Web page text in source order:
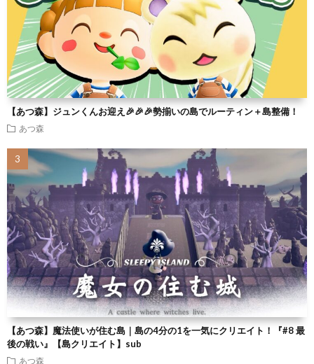
【あつ森】ジュンくんお迎え🎉🎉🎉勢揃いの島でルーティン＋島整備！
あつ森
【あつ森】魔法使いが住む島｜島の4分の1を一気にクリエイト！『#8 最
後の戦い』【島クリエイト】sub
あつ森